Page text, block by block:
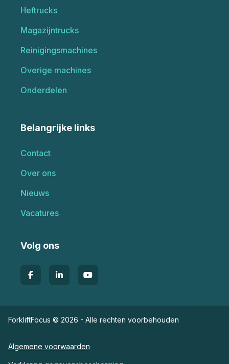
Heftrucks
Magazijntrucks
Reinigingsmachines
Overige machines
Onderdelen
Belangrijke links
Contact
Over ons
Nieuws
Vacatures
Volg ons
ForkliftFocus © 2026 - Alle rechten voorbehouden
Algemene voorwaarden